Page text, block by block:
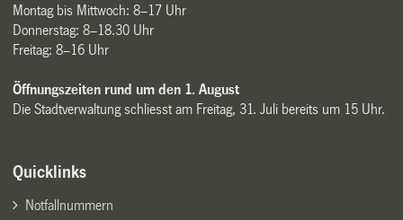
Montag bis Mittwoch: 8–17 Uhr
Donnerstag: 8–18.30 Uhr
Freitag: 8–16 Uhr
Öffnungszeiten rund um den 1. August
Die Stadtverwaltung schliesst am Freitag, 31. Juli bereits um 15 Uhr.
Quicklinks
Notfallnummern